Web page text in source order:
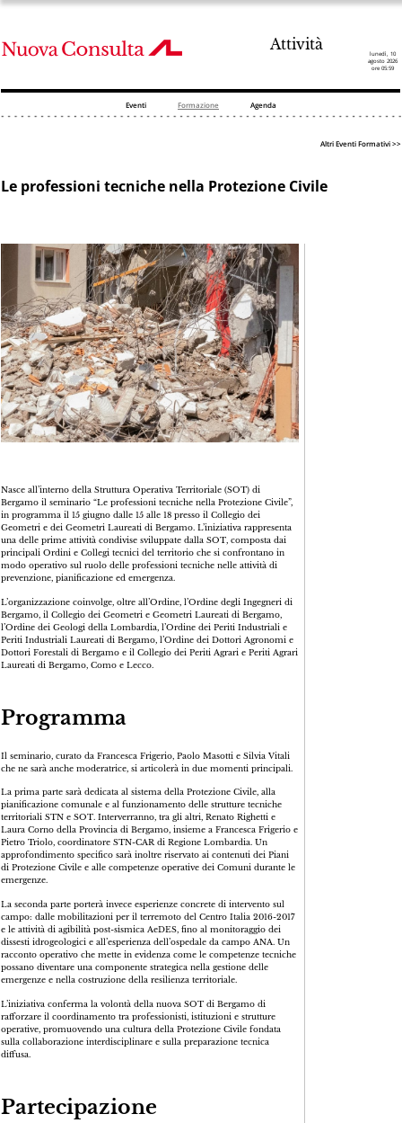
Attività
lunedì, 10
agosto 2026
ore 05:59
Eventi Formazione Agenda
Altri Eventi Formativi >>
Le professioni tecniche nella Protezione Civile
Nasce all’interno della Struttura Operativa Territoriale (SOT) di
Bergamo il seminario “Le professioni tecniche nella Protezione Civile”,
in programma il 15 giugno dalle 15 alle 18 presso il Collegio dei
Geometri e dei Geometri Laureati di Bergamo. L’iniziativa rappresenta
una delle prime attività condivise sviluppate dalla SOT, composta dai
principali Ordini e Collegi tecnici del territorio che si confrontano in
modo operativo sul ruolo delle professioni tecniche nelle attività di
prevenzione, pianificazione ed emergenza.
L’organizzazione coinvolge, oltre all’Ordine, l’Ordine degli Ingegneri di
Bergamo, il Collegio dei Geometri e Geometri Laureati di Bergamo,
l’Ordine dei Geologi della Lombardia, l’Ordine dei Periti Industriali e
Periti Industriali Laureati di Bergamo, l’Ordine dei Dottori Agronomi e
Dottori Forestali di Bergamo e il Collegio dei Periti Agrari e Periti Agrari
Laureati di Bergamo, Como e Lecco.
Programma
Il seminario, curato da Francesca Frigerio, Paolo Masotti e Silvia Vitali
che ne sarà anche moderatrice, si articolerà in due momenti principali.
La prima parte sarà dedicata al sistema della Protezione Civile, alla
pianificazione comunale e al funzionamento delle strutture tecniche
territoriali STN e SOT. Interverranno, tra gli altri, Renato Righetti e
Laura Corno della Provincia di Bergamo, insieme a Francesca Frigerio e
Pietro Triolo, coordinatore STN-CAR di Regione Lombardia. Un
approfondimento specifico sarà inoltre riservato ai contenuti dei Piani
di Protezione Civile e alle competenze operative dei Comuni durante le
emergenze.
La seconda parte porterà invece esperienze concrete di intervento sul
campo: dalle mobilitazioni per il terremoto del Centro Italia 2016-2017
e le attività di agibilità post-sismica AeDES, fino al monitoraggio dei
dissesti idrogeologici e all’esperienza dell’ospedale da campo ANA. Un
racconto operativo che mette in evidenza come le competenze tecniche
possano diventare una componente strategica nella gestione delle
emergenze e nella costruzione della resilienza territoriale.
L’iniziativa conferma la volontà della nuova SOT di Bergamo di
rafforzare il coordinamento tra professionisti, istituzioni e strutture
operative, promuovendo una cultura della Protezione Civile fondata
sulla collaborazione interdisciplinare e sulla preparazione tecnica
diffusa.
Partecipazione